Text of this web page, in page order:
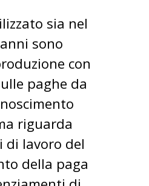
sia nel
sono
con
paghe da
riguarda
di lavoro del
della paga